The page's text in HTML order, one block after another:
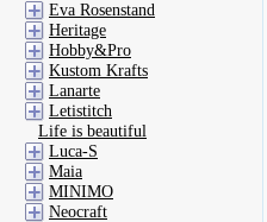
Eva Rosenstand
Heritage
Hobby&Pro
Kustom Krafts
Lanarte
Letistitch
Life is beautiful
Luca-S
Maia
MINIMO
Neocraft